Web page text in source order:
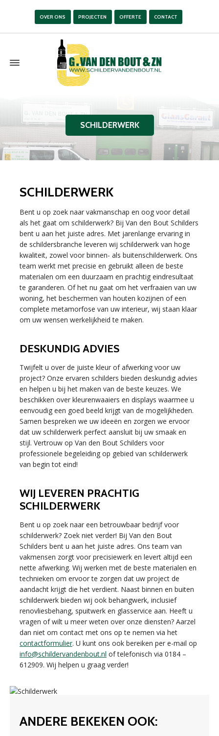
OVER ONS PROJECTEN OFFERTE CONTACT
SCHILDERWERK
SCHILDERWERK
Bent u op zoek naar vakmanschap en oog voor detail
als het gaat om schilderwerk? Bij Van den Bout Schilders
bent u aan het juiste adres. Met jarenlange ervaring in
de schildersbranche leveren wij schilderwerk van hoge
kwaliteit, zowel voor binnen- als buitenschilderwerk. Ons
team werkt met precisie en gebruikt alleen de beste
materialen om een duurzaam en prachtig eindresultaat
te garanderen. Of het nu gaat om het verfraaien van uw
woning, het beschermen van houten kozijnen of een
complete metamorfose van uw interieur, wij staan klaar
om uw wensen werkelijkheid te maken.
DESKUNDIG ADVIES
Twijfelt u over de juiste kleur of afwerking voor uw
project? Onze ervaren schilders bieden deskundig advies
en helpen u bij het maken van de beste keuzes. We
beschikken over kleurenwaaiers en displays waarmee u
eenvoudig een goed beeld krijgt van de mogelijkheden.
Samen bespreken we uw ideeën en zorgen we ervoor
dat uw schilderwerk perfect aansluit bij uw smaak en
stijl. Vertrouw op Van den Bout Schilders voor
professionele begeleiding op gebied van schilderwerk
van begin tot eind!
WIJ LEVEREN PRACHTIG
SCHILDERWERK
Bent u op zoek naar een betrouwbaar bedrijf voor
schilderwerk? Zoek niet verder! Bij Van den Bout
Schilders bent u aan het juiste adres. Ons team van
vakmensen zorgt voor precisiewerk en levert altijd een
nette afwerking. Wij werken met de beste materialen en
technieken om ervoor te zorgen dat uw project de
aandacht krijgt die het verdient. Naast binnen en buiten
schilderwerk bieden wij ook behangwerk, inclusief
renovliesbehang, spuitwerk en glasservice aan. Heeft u
vragen of wilt u meer weten over onze diensten? Aarzel
dan niet om contact met ons op te nemen via het
contactformulier. U kunt ons ook bereiken per e-mail op
info@schildervandenbout.nl of telefonisch via 0184 –
612909. Wij helpen u graag verder!
ANDERE BEKEKEN OOK: